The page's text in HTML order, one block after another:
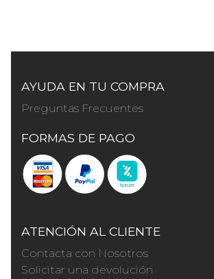
AYUDA EN TU COMPRA
Preguntas Frecuentes
FORMAS DE PAGO
ATENCIÓN AL CLIENTE
Contacta con Nosotros
Solicitar una devolución